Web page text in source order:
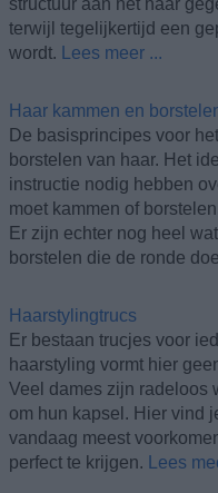
terwijl tegelijkertijd een
wordt.
Lees meer ...
Haar kammen en
De basisprincipes voor
borstelen van haar. Het
instructie nodig hebben
moet kammen of
Er zijn echter nog heel
borstelen die de ronde
Haarstylingtrucs
Er bestaan trucjes voor
haarstyling vormt hier
Veel dames zijn radeloos
om hun kapsel. Hier vind
vandaag meest
perfect te krijgen.
Lees